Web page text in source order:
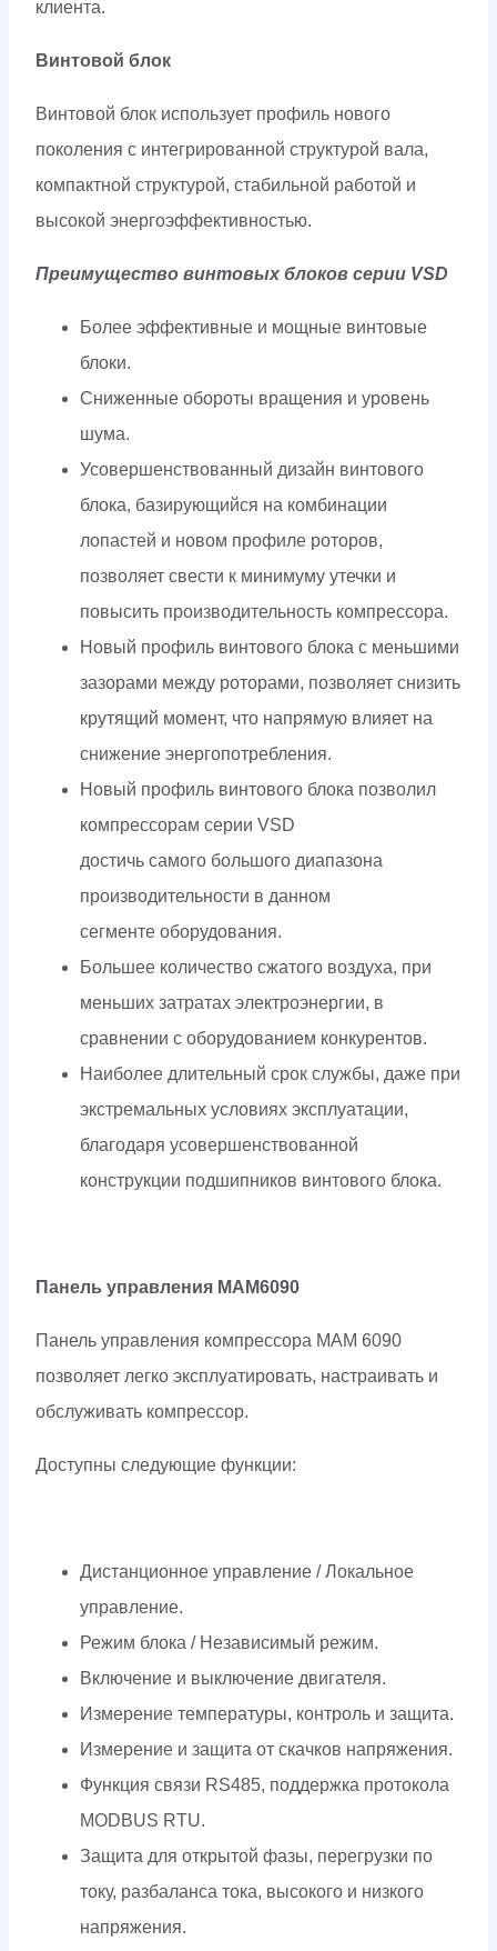
клиента.
Винтовой блок
Винтовой блок использует профиль нового
поколения с интегрированной структурой вала,
компактной структурой, стабильной работой и
высокой энергоэффективностью.
Преимущество винтовых блоков серии VSD
Более эффективные и мощные винтовые
блоки.
Сниженные обороты вращения и уровень
шума.
Усовершенствованный дизайн винтового
блока, базирующийся на комбинации
лопастей и новом профиле роторов,
позволяет свести к минимуму утечки и
повысить производительность компрессора.
Новый профиль винтового блока с меньшими
зазорами между роторами, позволяет снизить
крутящий момент, что напрямую влияет на
снижение энергопотребления.
Новый профиль винтового блока позволил
компрессорам серии VSD
достичь самого большого диапазона
производительности в данном
сегменте оборудования.
Большее количество сжатого воздуха, при
меньших затратах электроэнергии, в
сравнении с оборудованием конкурентов.
Наиболее длительный срок службы, даже при
экстремальных условиях эксплуатации,
благодаря усовершенствованной
конструкции подшипников винтового блока.
Панель управления МАМ6090
Панель управления компрессора МАМ 6090
позволяет легко эксплуатировать, настраивать и
обслуживать компрессор.
Доступны следующие функции:
Дистанционное управление / Локальное
управление.
Режим блока / Независимый режим.
Включение и выключение двигателя.
Измерение температуры, контроль и защита.
Измерение и защита от скачков напряжения.
Функция связи RS485, поддержка протокола
MODBUS RTU.
Защита для открытой фазы, перегрузки по
току, разбаланса тока, высокого и низкого
напряжения.